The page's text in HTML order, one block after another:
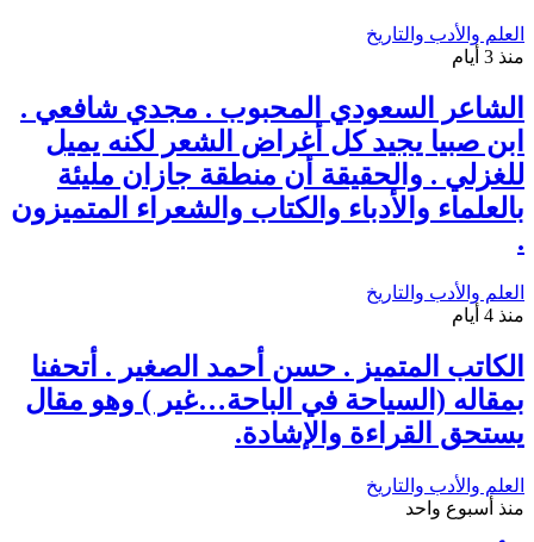
العلم والأدب والتاريخ
منذ 3 أيام
الشاعر السعودي المحبوب . مجدي شافعي .
ابن صبيا يجيد كل أغراض الشعر لكنه يميل
للغزلي . والحقيقة أن منطقة جازان مليئة
بالعلماء والأدباء والكتاب والشعراء المتميزون
.
العلم والأدب والتاريخ
منذ 4 أيام
الكاتب المتميز . حسن أحمد الصغير . أتحفنا
بمقاله (السياحة في الباحة…غير ) وهو مقال
يستحق القراءة والإشادة.
العلم والأدب والتاريخ
منذ أسبوع واحد